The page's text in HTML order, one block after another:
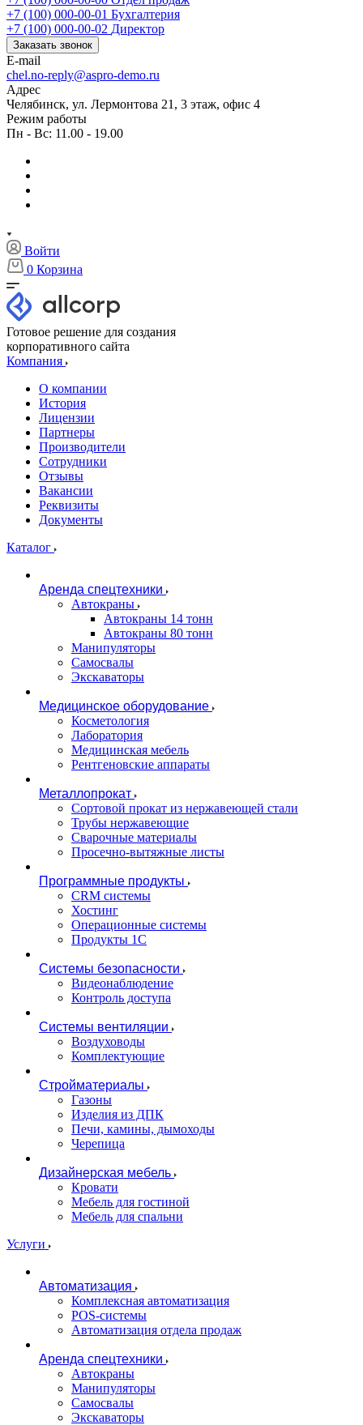
+7 (100) 000-00-01 Бухгалтерия
+7 (100) 000-00-02 Директор
Заказать звонок
E-mail
chel.no-reply@aspro-demo.ru
Адрес
Челябинск, ул. Лермонтова 21, 3 этаж, офис 4
Режим работы
Пн - Вс: 11.00 - 19.00
Войти
0 Корзина
Готовое решение для создания
корпоративного сайта
Компания
О компании
История
Лицензии
Партнеры
Производители
Сотрудники
Отзывы
Вакансии
Реквизиты
Документы
Каталог
Аренда спецтехники
Автокраны
Автокраны 14 тонн
Автокраны 80 тонн
Манипуляторы
Самосвалы
Экскаваторы
Медицинское оборудование
Косметология
Лаборатория
Медицинская мебель
Рентгеновские аппараты
Металлопрокат
Сортовой прокат из нержавеющей стали
Трубы нержавеющие
Сварочные материалы
Просечно-вытяжные листы
Программные продукты
CRM системы
Хостинг
Операционные системы
Продукты 1С
Системы безопасности
Видеонаблюдение
Контроль доступа
Системы вентиляции
Воздуховоды
Комплектующие
Стройматериалы
Газоны
Изделия из ДПК
Печи, камины, дымоходы
Черепица
Дизайнерская мебель
Кровати
Мебель для гостиной
Мебель для спальни
Услуги
Автоматизация
Комплексная автоматизация
POS-системы
Автоматизация отдела продаж
Аренда спецтехники
Автокраны
Манипуляторы
Самосвалы
Экскаваторы